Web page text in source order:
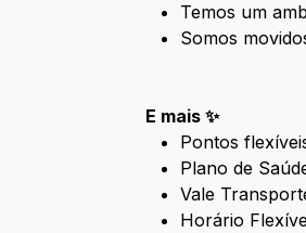
Temos um
Somos
E mais ✨
Pontos
Plano de
Vale
Horário